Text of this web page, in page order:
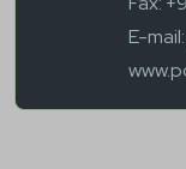
E-mail: